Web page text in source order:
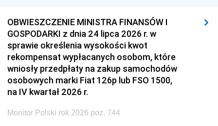
OBWIESZCZENIE MINISTRA FINANSÓW I
GOSPODARKI z dnia 24 lipca 2026 r. w
sprawie określenia wysokości kwot
rekompensat wypłacanych osobom, które
wniosły przedpłaty na zakup samochodów
osobowych marki Fiat 126p lub FSO 1500,
na IV kwartał 2026 r.
Monitor Polski rok 2026 poz. 744